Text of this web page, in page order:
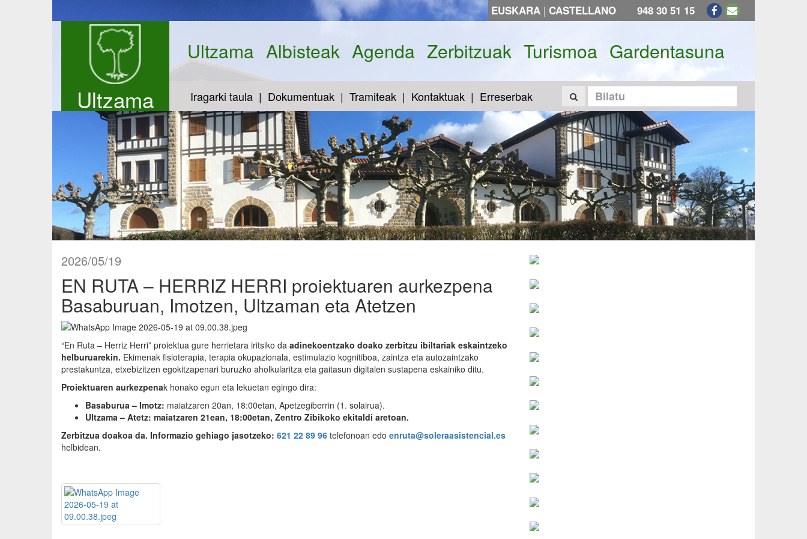
EUSKARA | CASTELLANO 948 30 51 15
Ultzama
Ultzama Albisteak Agenda Zerbitzuak Turismoa Gardentasuna
Iragarki taula Dokumentuak Tramiteak Kontaktuak Erreserbak
2026/05/19
EN RUTA – HERRIZ HERRI proiektuaren aurkezpena
Basaburuan, Imotzen, Ultzaman eta Atetzen
“En Ruta – Herriz Herri” proiektua gure herrietara iritsiko da adinekoentzako doako zerbitzu ibiltariak eskaintzeko
helburuarekin. Ekimenak fisioterapia, terapia okupazionala, estimulazio kognitiboa, zaintza eta autozaintzako
prestakuntza, etxebizitzen egokitzapenari buruzko aholkularitza eta gaitasun digitalen sustapena eskainiko ditu.
Proiektuaren aurkezpenak honako egun eta lekuetan egingo dira:
Basaburua – Imotz: maiatzaren 20an, 18:00etan, Apetzegiberrin (1. solairua).
Ultzama – Atetz: maiatzaren 21ean, 18:00etan, Zentro Zibikoko ekitaldi aretoan.
Zerbitzua doakoa da. Informazio gehiago jasotzeko: 621 22 89 96 telefonoan edo enruta@soleraasistencial.es
helbidean.